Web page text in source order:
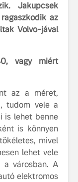
Jakupcsek
az
Volvo-jával
vagy miért
az a méret,
tudom vele a
is lehet benne
is könnyen
mivel
lehet vele
a városban. A
elektromos
amelynek
ismerje
tisztán
Volvo
A Volvo
Country:
képes,
jut